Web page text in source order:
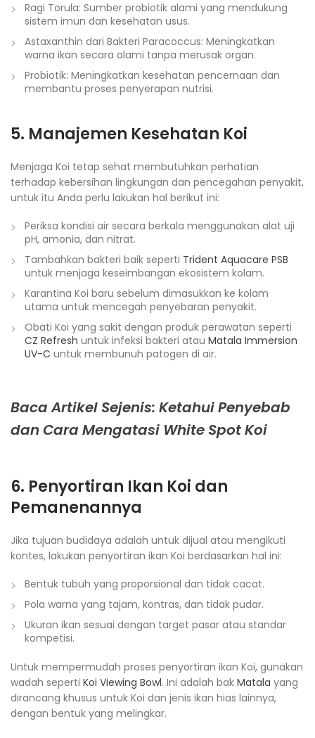
Ragi Torula: Sumber probiotik alami yang mendukung
sistem imun dan kesehatan usus.
Astaxanthin dari Bakteri Paracoccus: Meningkatkan
warna ikan secara alami tanpa merusak organ.
Probiotik: Meningkatkan kesehatan pencernaan dan
membantu proses penyerapan nutrisi.
5. Manajemen Kesehatan Koi
Menjaga Koi tetap sehat membutuhkan perhatian
terhadap kebersihan lingkungan dan pencegahan penyakit,
untuk itu Anda perlu lakukan hal berikut ini:
Periksa kondisi air secara berkala menggunakan alat uji
pH, amonia, dan nitrat.
Tambahkan bakteri baik seperti Trident Aquacare PSB
untuk menjaga keseimbangan ekosistem kolam.
Karantina Koi baru sebelum dimasukkan ke kolam
utama untuk mencegah penyebaran penyakit.
Obati Koi yang sakit dengan produk perawatan seperti
CZ Refresh untuk infeksi bakteri atau Matala Immersion
UV-C untuk membunuh patogen di air.
Baca Artikel Sejenis: Ketahui Penyebab
dan Cara Mengatasi White Spot Koi
6. Penyortiran Ikan Koi dan
Pemanenannya
Jika tujuan budidaya adalah untuk dijual atau mengikuti
kontes, lakukan penyortiran ikan Koi berdasarkan hal ini:
Bentuk tubuh yang proporsional dan tidak cacat.
Pola warna yang tajam, kontras, dan tidak pudar.
Ukuran ikan sesuai dengan target pasar atau standar
kompetisi.
Untuk mempermudah proses penyortiran ikan Koi, gunakan
wadah seperti Koi Viewing Bowl. Ini adalah bak Matala yang
dirancang khusus untuk Koi dan jenis ikan hias lainnya,
dengan bentuk yang melingkar.